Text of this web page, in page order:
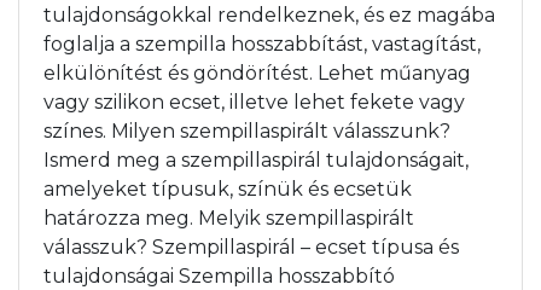
tulajdonságokkal rendelkeznek, és ez magába
foglalja a szempilla hosszabbítást, vastagítást,
elkülönítést és göndörítést. Lehet műanyag
vagy szilikon ecset, illetve lehet fekete vagy
színes. Milyen szempillaspirált válasszunk?
Ismerd meg a szempillaspirál tulajdonságait,
amelyeket típusuk, színük és ecsetük
határozza meg. Melyik szempillaspirált
válasszuk? Szempillaspirál – ecset típusa és
tulajdonságai Szempilla hosszabbító